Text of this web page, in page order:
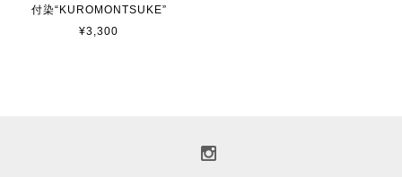
付染“KUROMONTSUKE”
¥3,300